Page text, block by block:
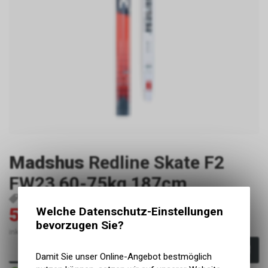
Madshus Redline Skate F2
FW23 60-75kg 187cm
510.30CHF729.00CHF
inkl. MwSt., zzgl. Versandkosten
Welche Datenschutz-Einstellungen
bevorzugen Sie?
Damit Sie unser Online-Angebot bestmöglich